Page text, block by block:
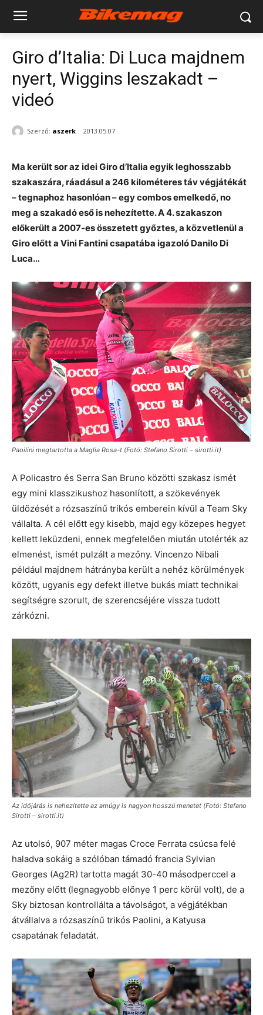
Giro d’Italia: Di Luca majdnem
nyert, Wiggins leszakadt –
videó
Szerző: aszerk 2013.05.07.
Ma került sor az idei Giro d’Italia egyik leghosszabb
szakaszára, ráadásul a 246 kilométeres táv végjátékát
– tegnaphoz hasonlóan – egy combos emelkedő, no
meg a szakadó eső is nehezítette. A 4. szakaszon
előkerült a 2007-es összetett győztes, a közvetlenül a
Giro előtt a Vini Fantini csapatába igazoló Danilo Di
Luca…
Paoilini megtartotta a Maglia Rosa-t (Fotó: Stefano Sirotti – sirotti.it)
A Policastro és Serra San Bruno közötti szakasz ismét
egy mini klasszikushoz hasonlított, a szökevények
üldözését a rózsaszínű trikós emberein kívül a Team Sky
vállalta. A cél előtt egy kisebb, majd egy közepes hegyet
kellett leküzdeni, ennek megfelelően miután utolérték az
elmenést, ismét pulzált a mezőny. Vincenzo Nibali
például majdnem hátrányba került a nehéz körülmények
között, ugyanis egy defekt illetve bukás miatt technikai
segítségre szorult, de szerencséjére vissza tudott
zárkózni.
Az időjárás is nehezítette az amúgy is nagyon hosszú menetet (Fotó: Stefano
Sirotti – sirotti.it)
Az utolsó, 907 méter magas Croce Ferrata csúcsa felé
haladva sokáig a szólóban támadó francia Sylvian
Georges (Ag2R) tartotta magát 30-40 másodperccel a
mezőny előtt (legnagyobb előnye 1 perc körül volt), de a
Sky biztosan kontrollálta a távolságot, a végjátékban
átvállalva a rózsaszínű trikós Paolini, a Katyusa
csapatának feladatát.